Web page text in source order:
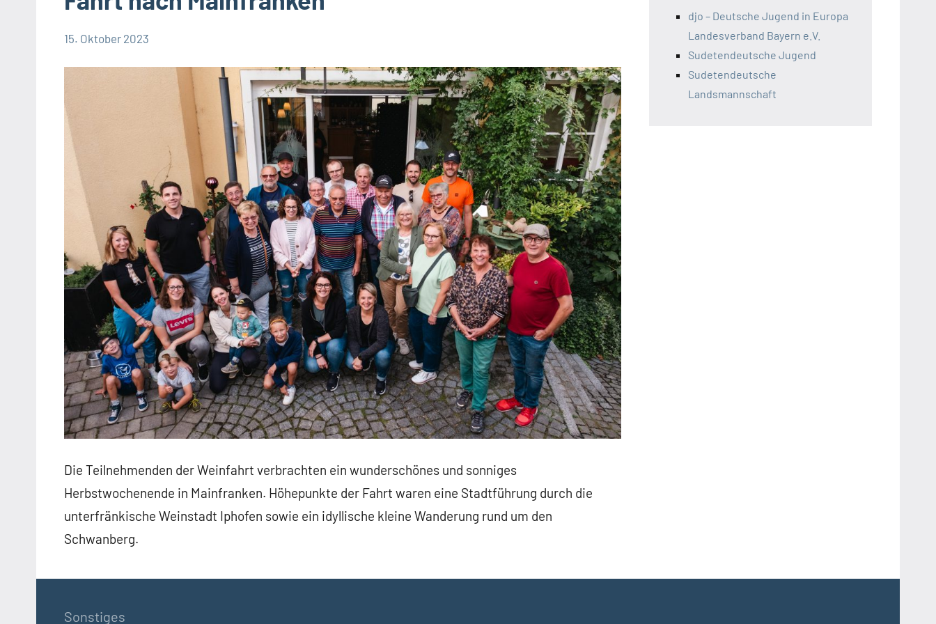
15. Oktober 2023
Gerstner
Die Teilnehmenden der Weinfahrt verbrachten ein wunderschönes und sonniges
Herbstwochenende in Mainfranken. Höhepunkte der Fahrt waren eine Stadtführung durch die
unterfränkische Weinstadt Iphofen sowie ein idyllische kleine Wanderung rund um den
Schwanberg.
djo – Deutsche Jugend in Europa
Landesverband Bayern e.V.
Sudetendeutsche Jugend
Sudetendeutsche
Landsmannschaft
Sonstiges